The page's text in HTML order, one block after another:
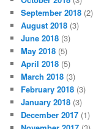
September 2018 (2)
August 2018 (3)
June 2018 (3)
May 2018 (5)
April 2018 (5)
March 2018 (3)
February 2018 (3)
January 2018 (3)
December 2017 (1)